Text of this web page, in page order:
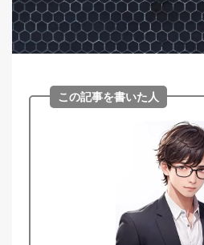
この記事を書いた人